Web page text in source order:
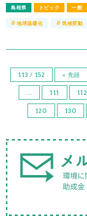
島根県 トピック 一般
#地球温暖化 # 気候変動
113 / 152 « 先頭
... 111 112
120 130